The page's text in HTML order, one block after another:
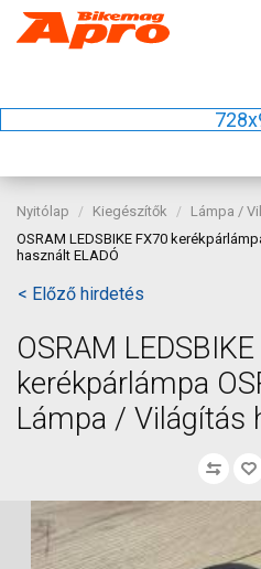
Nyitólap Kiegészítők
Lámpa /
OSRAM LEDSBIKE FX70
használt ELADÓ
< Előző hirdetés
OSRAM
kerékpárlámpa
Lámpa / Világítás